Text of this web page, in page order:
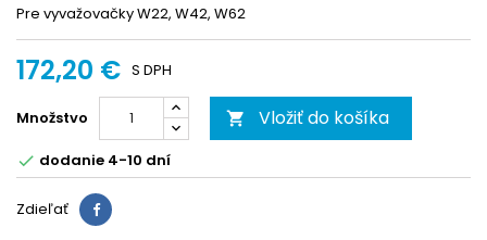
Pre vyvažovačky W22, W42, W62
172,20 € S DPH
Množstvo  Vložiť do košíka
 dodanie 4-10 dní
Zdieľať